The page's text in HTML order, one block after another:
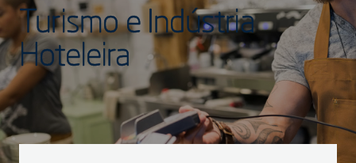
Turismo e Indústria
Hoteleira